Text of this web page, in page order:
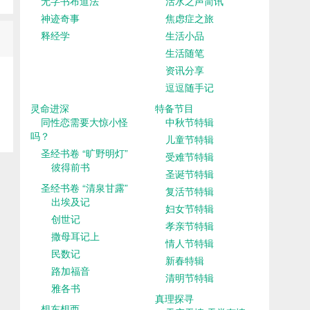
神迹奇事
释经学
焦虑症之旅
生活小品
生活随笔
资讯分享
逗逗随手记
灵命进深
同性恋需要大惊小怪
吗？
圣经书卷 “旷野明灯”
彼得前书
圣经书卷 “清泉甘露”
出埃及记
创世记
撒母耳记上
民数记
路加福音
雅各书
特备节目
中秋节特辑
儿童节特辑
受难节特辑
圣诞节特辑
复活节特辑
妇女节特辑
孝亲节特辑
情人节特辑
新春特辑
清明节特辑
真理探寻